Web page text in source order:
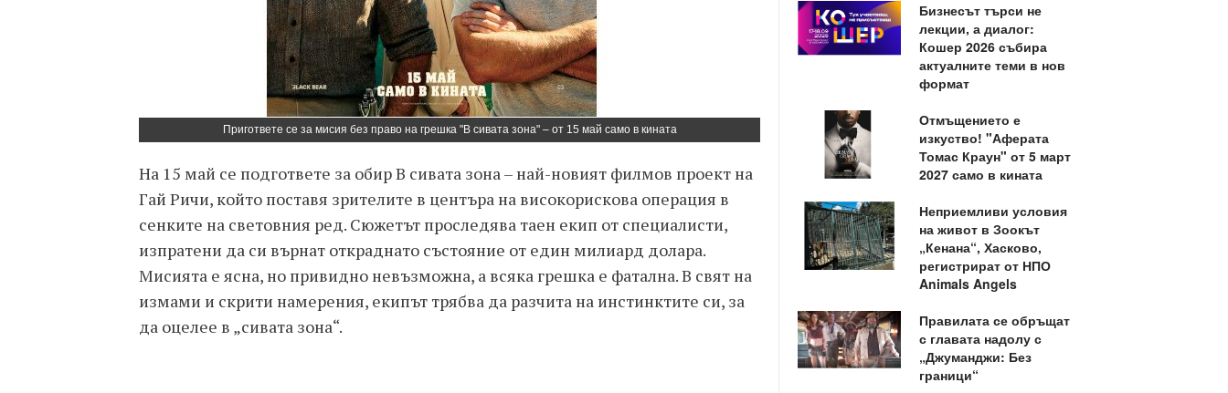
Пригответе се за мисия без право на грешка "В сивата зона" – от 15 май само в кината
На 15 май се подгответе за обир В сивата зона – най-новият филмов проект на
Гай Ричи, който поставя зрителите в центъра на високорискова операция в
сенките на световния ред. Сюжетът проследява таен екип от специалисти,
изпратени да си върнат откраднато състояние от един милиард долара.
Мисията е ясна, но привидно невъзможна, а всяка грешка е фатална. В свят на
измами и скрити намерения, екипът трябва да разчита на инстинктите си, за
да оцелее в „сивата зона“.
Бизнесът търси не
лекции, а диалог:
Кошер 2026 събира
актуалните теми в нов
формат
Отмъщението е
изкуство! "Аферата
Томас Краун" от 5 март
2027 само в кината
Неприемливи условия
на живот в Зоокът
„Кенана“, Хасково,
регистрират от НПО
Animals Angels
Правилата се обръщат
с главата надолу с
„Джуманджи: Без
граници“